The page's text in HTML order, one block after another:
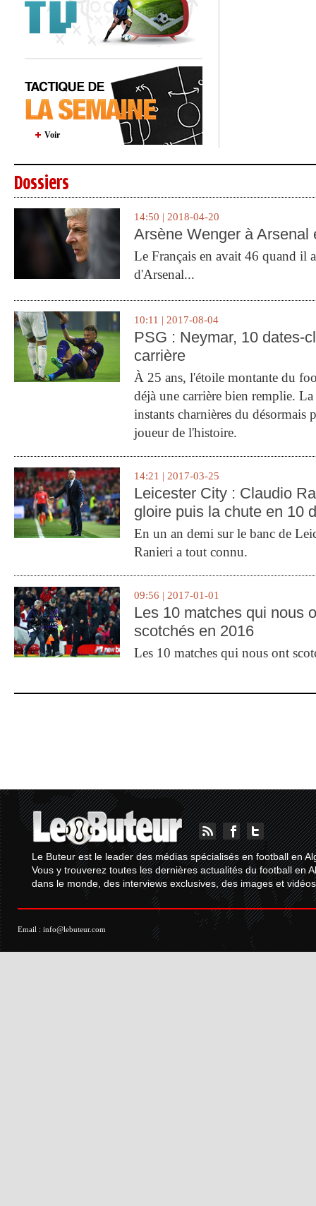
Voir
Dossiers
14:50 | 2018-04-20
Arsène Wenger à Arsenal
Le Français en avait 46 quand il
d'Arsenal...
10:11 | 2017-08-04
PSG : Neymar, 10 dates-
carrière
À 25 ans, l'étoile montante du
déjà une carrière bien remplie.
instants charnières du désormais
joueur de l'histoire.
14:21 | 2017-03-25
Leicester City : Claudio
gloire puis la chute en 10
En un an demi sur le banc de
Ranieri a tout connu.
09:56 | 2017-01-01
Les 10 matches qui nous
scotchés en 2016
Les 10 matches qui nous ont
Le Buteur est le leader des médias spécialisés en football en
Vous y trouverez toutes les dernières actualités du football en
dans le monde, des interviews exclusives, des images et
Email : info@lebuteur.com